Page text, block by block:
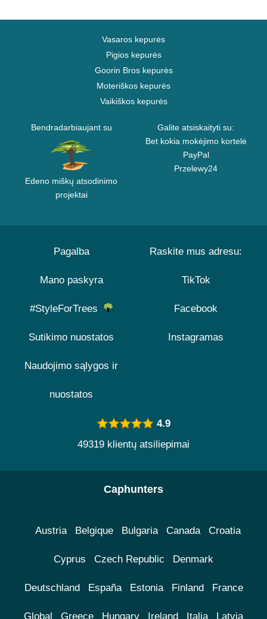
Vasaros kepurės
Pigios kepurės
Goorin Bros kepurės
Moteriškos kepurės
Vaikiškos kepurės
Bendradarbiaujant su
Edeno miškų atsodinimo
projektai
Galite atsiskaityti su:
Bet kokia mokėjimo kortelė
PayPal
Przelewy24
Pagalba
Mano paskyra
#StyleForTrees
Sutikimo nuostatos
Naudojimo sąlygos ir
nuostatos
Raskite mus adresu:
TikTok
Facebook
Instagramas
4.9
49319 klientų atsiliepimai
Caphunters
Austria Belgique Bulgaria Canada Croatia
Cyprus Czech Republic Denmark
Deutschland España Estonia Finland France
Global Greece Hungary Ireland Italia Latvia